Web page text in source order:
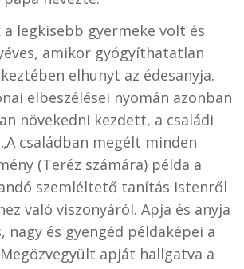
a legkisebb gyermeke volt és
amikor gyógyíthatatlan
elhunyt az édesanyja.
elbeszélései nyomán azonban
növekedni kezdett, a családi
családban megélt minden
(Teréz számára) példa a
szemléltető tanítás Istenről
való viszonyáról. Apja és anyja
nagy és gyengéd példaképei a
apját hallgatva a